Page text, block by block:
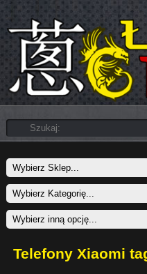
Telefony Xiaomi